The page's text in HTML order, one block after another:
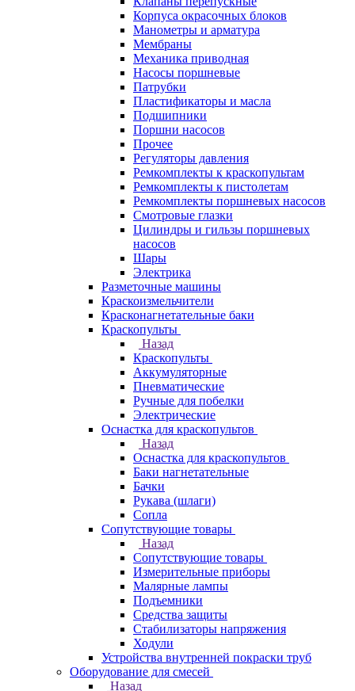
Корпуса окрасочных блоков
Манометры и арматура
Мембраны
Механика приводная
Насосы поршневые
Патрубки
Пластификаторы и масла
Подшипники
Поршни насосов
Прочее
Регуляторы давления
Ремкомплекты к краскопультам
Ремкомплекты к пистолетам
Ремкомплекты поршневых насосов
Смотровые глазки
Цилиндры и гильзы поршневых
насосов
Шары
Электрика
Разметочные машины
Краскоизмельчители
Красконагнетательные баки
Краскопульты
Назад
Краскопульты
Аккумуляторные
Пневматические
Ручные для побелки
Электрические
Оснастка для краскопультов
Назад
Оснастка для краскопультов
Баки нагнетательные
Бачки
Рукава (шлаги)
Сопла
Сопутствующие товары
Назад
Сопутствующие товары
Измерительные приборы
Малярные лампы
Подъемники
Средства защиты
Стабилизаторы напряжения
Ходули
Устройства внутренней покраски труб
Оборудование для смесей
Назад